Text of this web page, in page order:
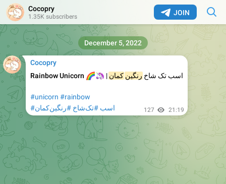
JOIN
Cocopry
1.35K subscribers
Cocopry
Rainbow Unicorn
🌈
🦄
| اسب تک شاخ رنگین کمان
#unicorn #rainbow
#اسب #تک‌شاخ #رنگین‌کمان 127 21:19
December 5, 2022